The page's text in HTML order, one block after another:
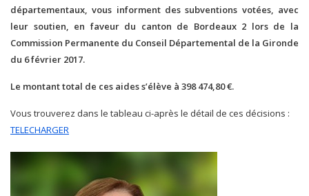
départementaux, vous informent des subventions votées, avec
leur soutien, en faveur du canton de Bordeaux 2 lors de la
Commission Permanente du Conseil Départemental de la Gironde
du 6 février 2017.
Le montant total de ces aides s’élève à 398 474,80 €.
Vous trouverez dans le tableau ci-après le détail de ces décisions :
TELECHARGER